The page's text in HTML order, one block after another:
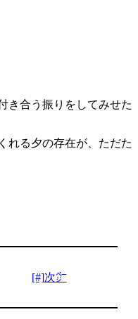
き合う振りをしてみせた
れる夕の存在が、ただた
[#]次㌻